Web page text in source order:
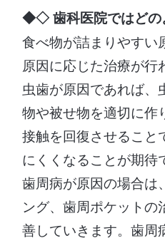
◆◇ 歯科医院ではどの
食べ物が詰まりやすい
原因に応じた治療が行
虫歯が原因であれば、
物や被せ物を適切に作
接触を回復させること
にくくなることが期待
歯周病が原因の場合は
ング、歯周ポケットの
善していきます。歯周